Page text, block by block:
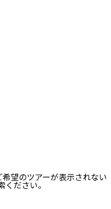
望のツアーが表示されない
ださい。